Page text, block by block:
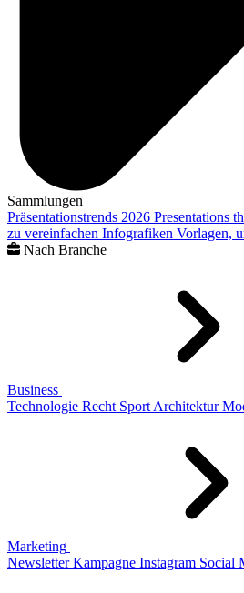
Sammlungen
Präsentationstrends 2026 Presentations
zu vereinfachen Infografiken Vorlagen,
Nach Branche
Business
Technologie Recht Sport Architektur
Marketing
Newsletter Kampagne Instagram Social